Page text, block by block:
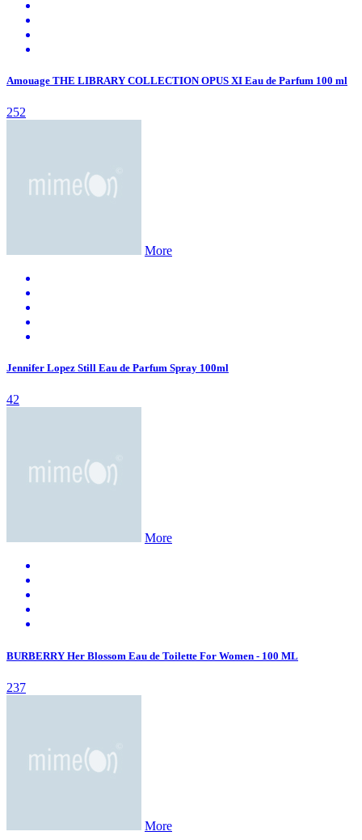
Amouage THE LIBRARY COLLECTION OPUS XI Eau de Parfum 100 ml
252
More
Jennifer Lopez Still Eau de Parfum Spray 100ml
42
More
BURBERRY Her Blossom Eau de Toilette For Women - 100 ML
237
More